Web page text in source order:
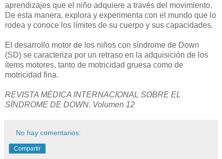
aprendizajes que el niño adquiere a través del movimiento.
De esta manera, explora y experimenta con el mundo que lo
rodea y conoce los límites de su cuerpo y sus capacidades.
El desarrollo motor de los niños con síndrome de Down
(SD) se caracteriza por un retraso en la adquisición de los
ítems motores, tanto de motricidad gruesa como de
motricidad fina.
REVISTA MÉDICA INTERNACIONAL SOBRE EL
SÍNDROME DE DOWN. Volumen 12
No hay comentarios:
Compartir